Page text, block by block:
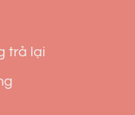
trả lại